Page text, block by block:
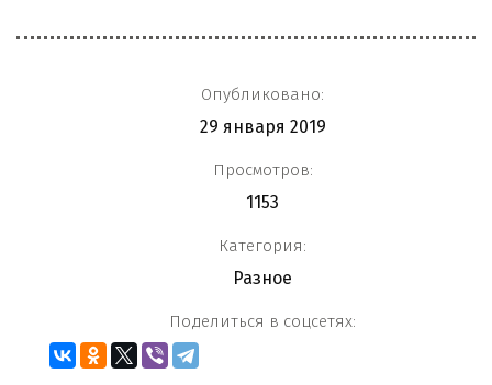
Опубликовано:
29 января 2019
Просмотров:
1153
Категория:
Разное
Поделиться в соцсетях: